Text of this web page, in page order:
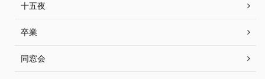
十五夜
卒業
同窓会